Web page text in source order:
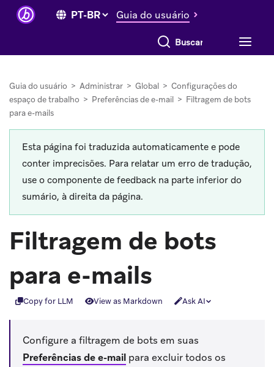
Guia do usuário
Buscar tudo
Guia do usuário > Administrar > Global > Configurações do
espaço de trabalho > Preferências de e-mail > Filtragem de bots
para e-mails
Esta página foi traduzida automaticamente e pode
conter imprecisões. Para relatar um erro de tradução,
use o componente de feedback na parte inferior do
sumário, à direita da página.
Filtragem de bots
para e-mails
Copy for LLM View as Markdown Ask AI
Configure a filtragem de bots em suas
Preferências de e-mail para excluir todos os